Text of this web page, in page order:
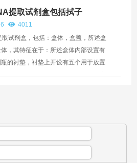
： ...
提取试剂盒包括拭子
4011
试剂盒，包括：盒体，盒盖，所述盒
，其特征在于：所述盒体内部设置有
的衬垫，衬垫上开设有五个用于放置